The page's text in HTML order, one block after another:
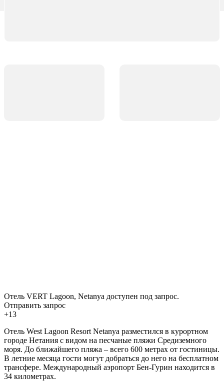
Отель VERT Lagoon, Netanya доступен под запрос.
Отправить запрос
+13
Отель West Lagoon Resort Netanya разместился в курортном
городе Нетания с видом на песчаные пляжи Средиземного
моря. До ближайшего пляжа – всего 600 метрах от гостиницы.
В летние месяца гости могут добраться до него на бесплатном
трансфере. Международный аэропорт Бен-Гурин находится в
34 километрах.